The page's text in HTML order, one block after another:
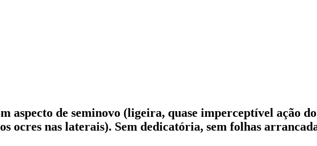
aspecto de seminovo (ligeira, quase imperceptível ação
ocres nas laterais). Sem dedicatória, sem folhas